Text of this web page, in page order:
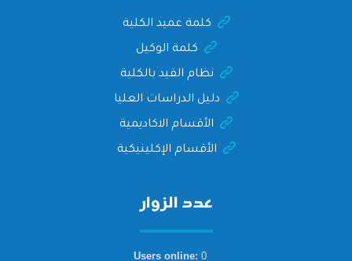
كلمة عميد الكلية
كلمة الوكيل
نظام القيد بالكلية
دليل الدراسات العليا
الأقسام الاكاديمية
الأقسام الإكلينيكية
عدد الزوار
Users online: 0